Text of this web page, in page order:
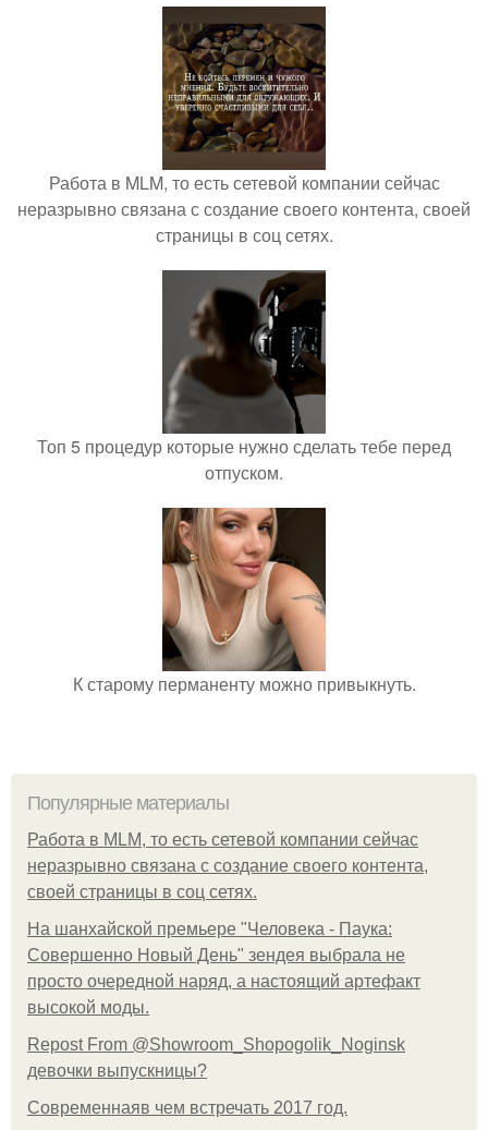
Работа в MLM, то есть сетевой компании сейчас
неразрывно связана с создание своего контента, своей
страницы в соц сетях.
Топ 5 процедур которые нужно сделать тебе перед
отпуском.
К старому перманенту можно привыкнуть.
Популярные материалы
Работа в MLM, то есть сетевой компании сейчас
неразрывно связана с создание своего контента,
своей страницы в соц сетях.
На шанхайской премьере "Человека - Паука:
Совершенно Новый День" зендея выбрала не
просто очередной наряд, а настоящий артефакт
высокой моды.
Repost From @Showroom_Shopogolik_Noginsk
девочки выпускницы?
Современнаяв чем встречать 2017 год.